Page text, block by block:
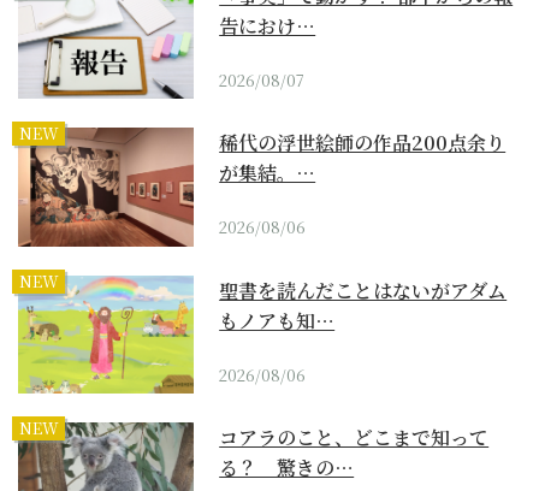
告におけ…
2026/08/07
NEW
稀代の浮世絵師の作品200点余り
が集結。…
2026/08/06
NEW
聖書を読んだことはないがアダム
もノアも知…
2026/08/06
NEW
コアラのこと、どこまで知って
る？ 驚きの…